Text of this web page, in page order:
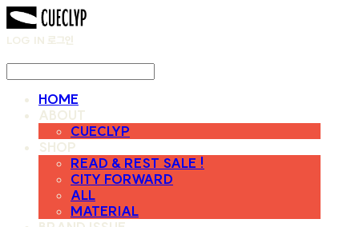
LOG IN 로그인
HOME
ABOUT
CUECLYP
SHOP
READ & REST SALE !
CITY FORWARD
ALL
MATERIAL